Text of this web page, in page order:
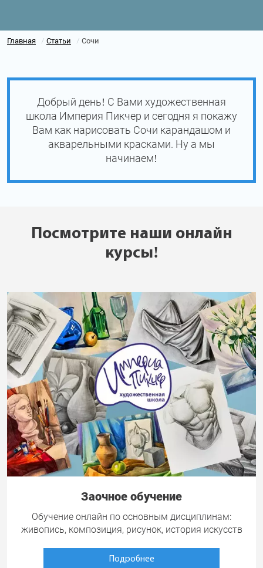
Главная / Статьи / Сочи
Добрый день! С Вами художественная
школа Империя Пикчер и сегодня я покажу
Вам как нарисовать Сочи карандашом и
акварельными красками. Ну а мы
начинаем!
Посмотрите наши онлайн
курсы!
Заочное обучение
Обучение онлайн по основным дисциплинам:
живопись, композиция, рисунок, история искусств
Подробнее